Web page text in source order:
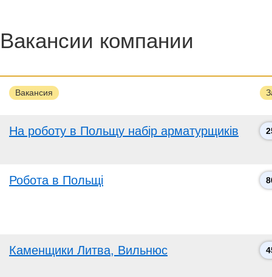
Вакансии компании
Вакансия
На роботу в Польщу набiр арматурщикiв
Робота в Польщі
Каменщики Литва, Вильнюс